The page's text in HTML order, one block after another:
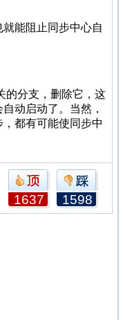
能阻止同步中心自
的分支，删除它，这
动启动了。当然，
都有可能使同步中
1637 1598